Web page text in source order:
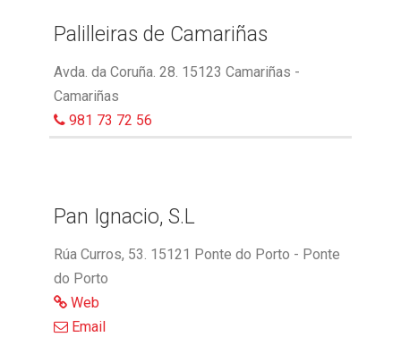
Palilleiras de Camariñas
Avda. da Coruña. 28. 15123 Camariñas -
Camariñas
981 73 72 56
Pan Ignacio, S.L
Rúa Curros, 53. 15121 Ponte do Porto - Ponte
do Porto
Web
Email